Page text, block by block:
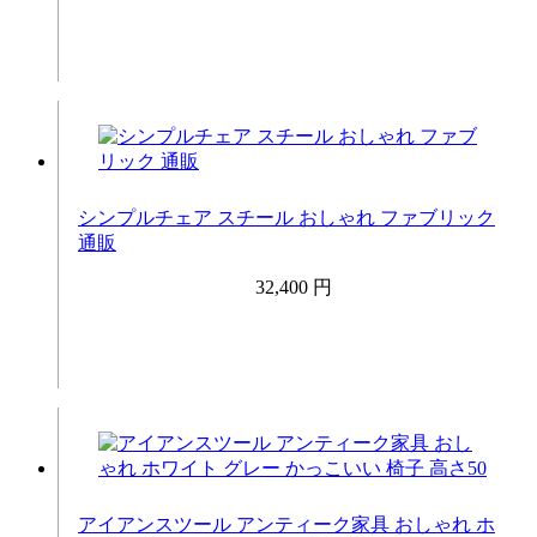
シンプルチェア スチール おしゃれ ファブリック
通販
32,400 円
アイアンスツール アンティーク家具 おしゃれ ホ